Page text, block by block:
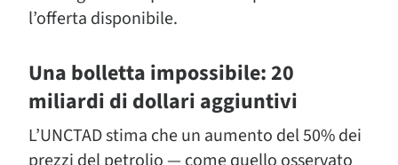
l’offerta disponibile.
Una bolletta impossibile: 20
miliardi di dollari aggiuntivi
L’UNCTAD stima che un aumento del 50% dei